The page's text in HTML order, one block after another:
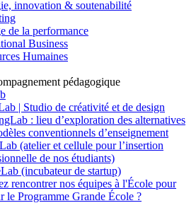
innovation & soutenabilité
de la performance
Business
Humaines
pédagogique
| Studio de créativité et de design
: lieu d’exploration des alternatives
conventionnels d’enseignement
(atelier et cellule pour l’insertion
de nos étudiants)
(incubateur de startup)
rencontrer nos équipes à l'École pour
le Programme Grande École ?